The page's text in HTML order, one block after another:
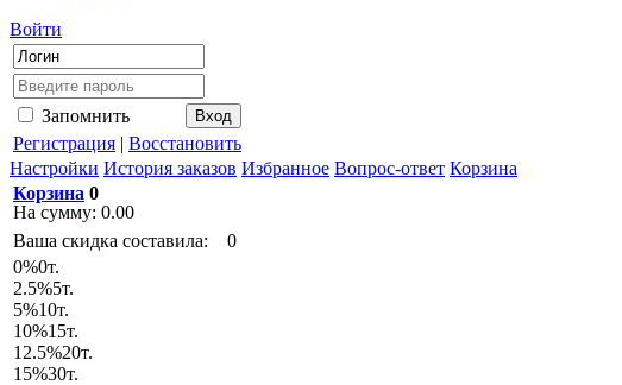
Войти
Запомнить
Регистрация | Восстановить
Настройки История заказов Избранное Вопрос-ответ Корзина
Корзина 0
На сумму: 0.00
Ваша скидка составила:
0
0%0т.
2.5%5т.
5%10т.
10%15т.
12.5%20т.
15%30т.